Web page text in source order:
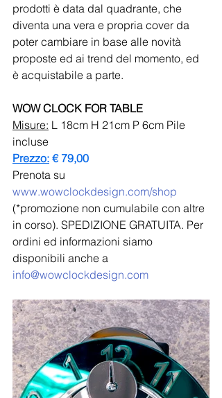
prodotti è data dal quadrante, che
diventa una vera e propria cover da
poter cambiare in base alle novità
proposte ed ai trend del momento, ed
è acquistabile a parte.
WOW CLOCK FOR TABLE
Misure: L 18cm H 21cm P 6cm Pile
incluse
Prezzo: € 79,00
Prenota su
www.wowclockdesign.com/shop
(*promozione non cumulabile con altre
in corso). SPEDIZIONE GRATUITA. Per
ordini ed informazioni siamo
disponibili anche a
info@wowclockdesign.com